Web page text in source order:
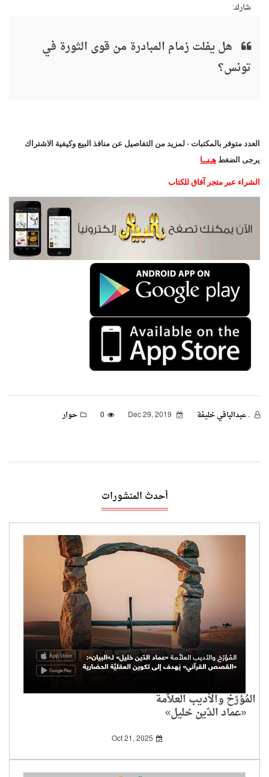
شارك:
هل يفلت زمام المبادرة من قوى الثورة في
تونس؟
العدد متوفر بالمكتبات - لمزيد من التفاصيل عن منافذ البيع وكيفية الاشتراك
يرجى الضغط هـنــا
الشراء عبر متجر آفاق للكتاب
. عبدالباقي خليفة 0 حوار
أحدث المنشورات
المُؤرّخ والأديب العلاَّمة
«عماد الدّين خليل»
لـ«البيان»: «القصص
Oct 21, 2025